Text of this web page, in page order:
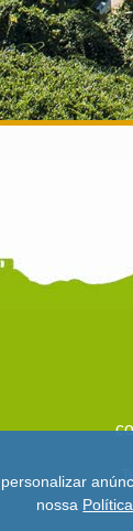
© Copyright
nossa